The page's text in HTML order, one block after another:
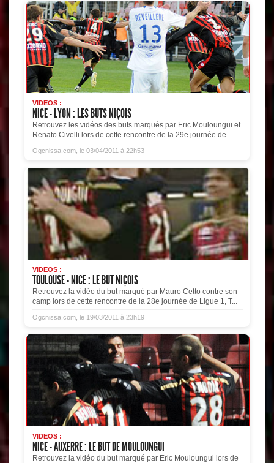
VIDEOS :
NICE - LYON : LES BUTS NIÇOIS
Retrouvez les vidéos des buts marqués par Eric Mouloungui et
Renato Civelli lors de cette rencontre de la 29e journée de...
Ogcnissa.com, le 03/04/2011 à 22h53
VIDEOS :
TOULOUSE - NICE : LE BUT NIÇOIS
Retrouvez la vidéo du but marqué par Mauro Cetto contre son
camp lors de cette rencontre de la 28e journée de Ligue 1, T...
Ogcnissa.com, le 19/03/2011 à 23h19
VIDEOS :
NICE - AUXERRE : LE BUT DE MOULOUNGUI
Retrouvez la vidéo du but marqué par Eric Mouloungui lors de